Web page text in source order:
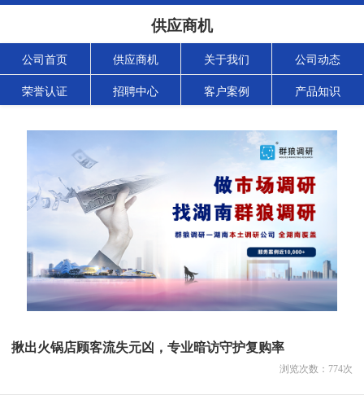
供应商机
公司首页 供应商机 关于我们 公司动态
荣誉认证 招聘中心 客户案例 产品知识
揪出火锅店顾客流失元凶，专业暗访守护复购率
浏览次数： 774次